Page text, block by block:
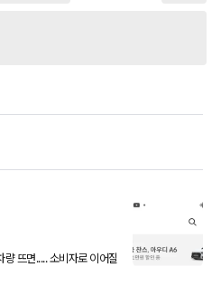
뜨면..... 소비자로 이어질
료는 아닐테고.... 돈꽤나